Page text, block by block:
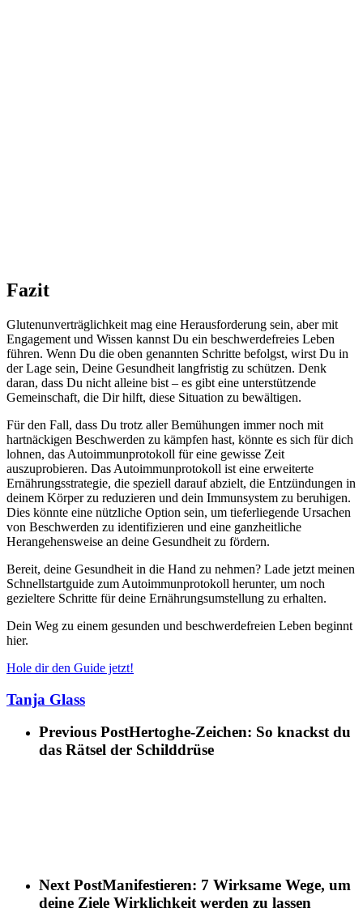
Fazit
Glutenunverträglichkeit mag eine Herausforderung sein, aber mit
Engagement und Wissen kannst Du ein beschwerdefreies Leben
führen. Wenn Du die oben genannten Schritte befolgst, wirst Du in
der Lage sein, Deine Gesundheit langfristig zu schützen. Denk
daran, dass Du nicht alleine bist – es gibt eine unterstützende
Gemeinschaft, die Dir hilft, diese Situation zu bewältigen.
Für den Fall, dass Du trotz aller Bemühungen immer noch mit
hartnäckigen Beschwerden zu kämpfen hast, könnte es sich für dich
lohnen, das Autoimmunprotokoll für eine gewisse Zeit
auszuprobieren. Das Autoimmunprotokoll ist eine erweiterte
Ernährungsstrategie, die speziell darauf abzielt, die Entzündungen in
deinem Körper zu reduzieren und dein Immunsystem zu beruhigen.
Dies könnte eine nützliche Option sein, um tieferliegende Ursachen
von Beschwerden zu identifizieren und eine ganzheitliche
Herangehensweise an deine Gesundheit zu fördern.
Bereit, deine Gesundheit in die Hand zu nehmen? Lade jetzt meinen
Schnellstartguide zum Autoimmunprotokoll herunter, um noch
gezieltere Schritte für deine Ernährungsumstellung zu erhalten.
Dein Weg zu einem gesunden und beschwerdefreien Leben beginnt
hier.
Hole dir den Guide jetzt!
Tanja Glass
Previous PostHertoghe-Zeichen: So knackst du
das Rätsel der Schilddrüse
Next PostManifestieren: 7 Wirksame Wege, um
deine Ziele Wirklichkeit werden zu lassen